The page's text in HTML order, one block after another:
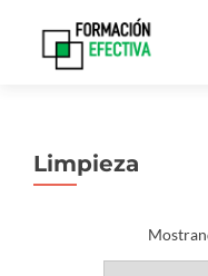
Limpieza